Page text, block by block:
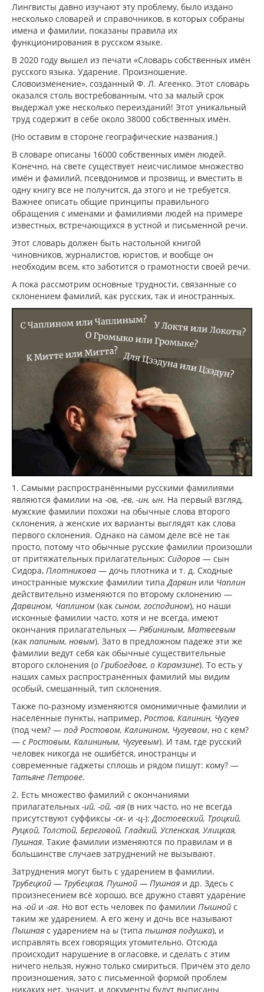
Лингвисты давно изучают эту проблему, было издано
несколько словарей и справочников, в которых собраны
имена и фамилии, показаны правила их
функционирования в русском языке.
В 2020 году вышел из печати «Словарь собственных имён
русского языка. Ударение. Произношение.
Словоизменение», созданный Ф. Л. Агеенко. Этот словарь
оказался столь востребованным, что за малый срок
выдержал уже несколько переизданий! Этот уникальный
труд содержит в себе около 38000 собственных имён.
(Но оставим в стороне географические названия.)
В словаре описаны 16000 собственных имён людей.
Конечно, на свете существует неисчислимое множество
имён и фамилий, псевдонимов и прозвищ, и вместить в
одну книгу все не получится, да этого и не требуется.
Важнее описать общие принципы правильного
обращения с именами и фамилиями людей на примере
известных, встречающихся в устной и письменной речи.
Этот словарь должен быть настольной книгой
чиновников, журналистов, юристов, и вообще он
необходим всем, кто заботится о грамотности своей речи.
А пока рассмотрим основные трудности, связанные со
склонением фамилий, как русских, так и иностранных.
1. Самыми распространёнными русскими фамилиями
являются фамилии на -ов, -ев, -ин, ын. На первый взгляд,
мужские фамилии похожи на обычные слова второго
склонения, а женские их варианты выглядят как слова
первого склонения. Однако на самом деле всё не так
просто, потому что обычные русские фамилии произошли
от притяжательных прилагательных: Сидоров — сын
Сидора, Плотникова — дочь плотника и т. д. Сходные
иностранные мужские фамилии типаДарвин или Чаплин
действительно изменяются по второму склонению —
Дарвином, Чаплином (как сыном, господином), но наши
исконные фамилии часто, хотя и не всегда, имеют
окончания прилагательных — Рябининым, Матвеевым
(как папиным, новым). Зато в предложном падеже эти же
фамилии ведут себя как обычные существительные
второго склонения (о Грибоедове, о Карамзине). То есть у
наших самых распространённых фамилий мы видим
особый, смешанный, тип склонения.
Также по-разному изменяются омонимичные фамилии и
населённые пункты, например, Ростов, Калинин, Чугуев
(под чем? — под Ростовом, Калинином, Чугуевом, но с кем?
— с Ростовым, Калининым, Чугуевым). И там, где русский
человек никогда не ошибётся, иностранцы и
современные гаджеты сплошь и рядом пишут: кому? —
Татьяне Петрове.
2. Есть множество фамилий с окончаниями
прилагательных -ий, -ой, -ая (в них часто, но не всегда
присутствуют суффиксы -ск- и -ц-):Достоевский, Троцкий,
Руцкой, Толстой, Береговой, Гладкий, Успенская, Улицкая,
Пушная. Такие фамилии изменяются по правилам и в
большинстве случаев затруднений не вызывают.
Затруднения могут быть с ударением в фамилии.
Трубецкой — Трубецкая, Пушной — Пушная и др. Здесь с
произнесением всё хорошо, все дружно ставят ударение
на -ой и -ая. Но вот есть человек по фамилии Пышной с
таким же ударением. А его жену и дочь все называют
Пышная с ударением на ы (типа пышная подушка), и
исправлять всех говорящих утомительно. Отсюда
происходит нарушение в огласовке, и сделать с этим
ничего нельзя, нужно только смириться. Причём это дело
произношения, зато с письменной формой проблем
никаких нет, значит, и документы будут выписаны